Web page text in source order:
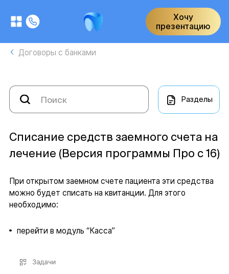
Хочу
презентацию
Договоры с банками
Разделы
Списание средств заемного счета на
лечение (Версия программы Про с 16)
При открытом заемном счете пациента эти средства
можно будет списать на квитанции. Для этого
необходимо:
перейти в модуль “Касса”